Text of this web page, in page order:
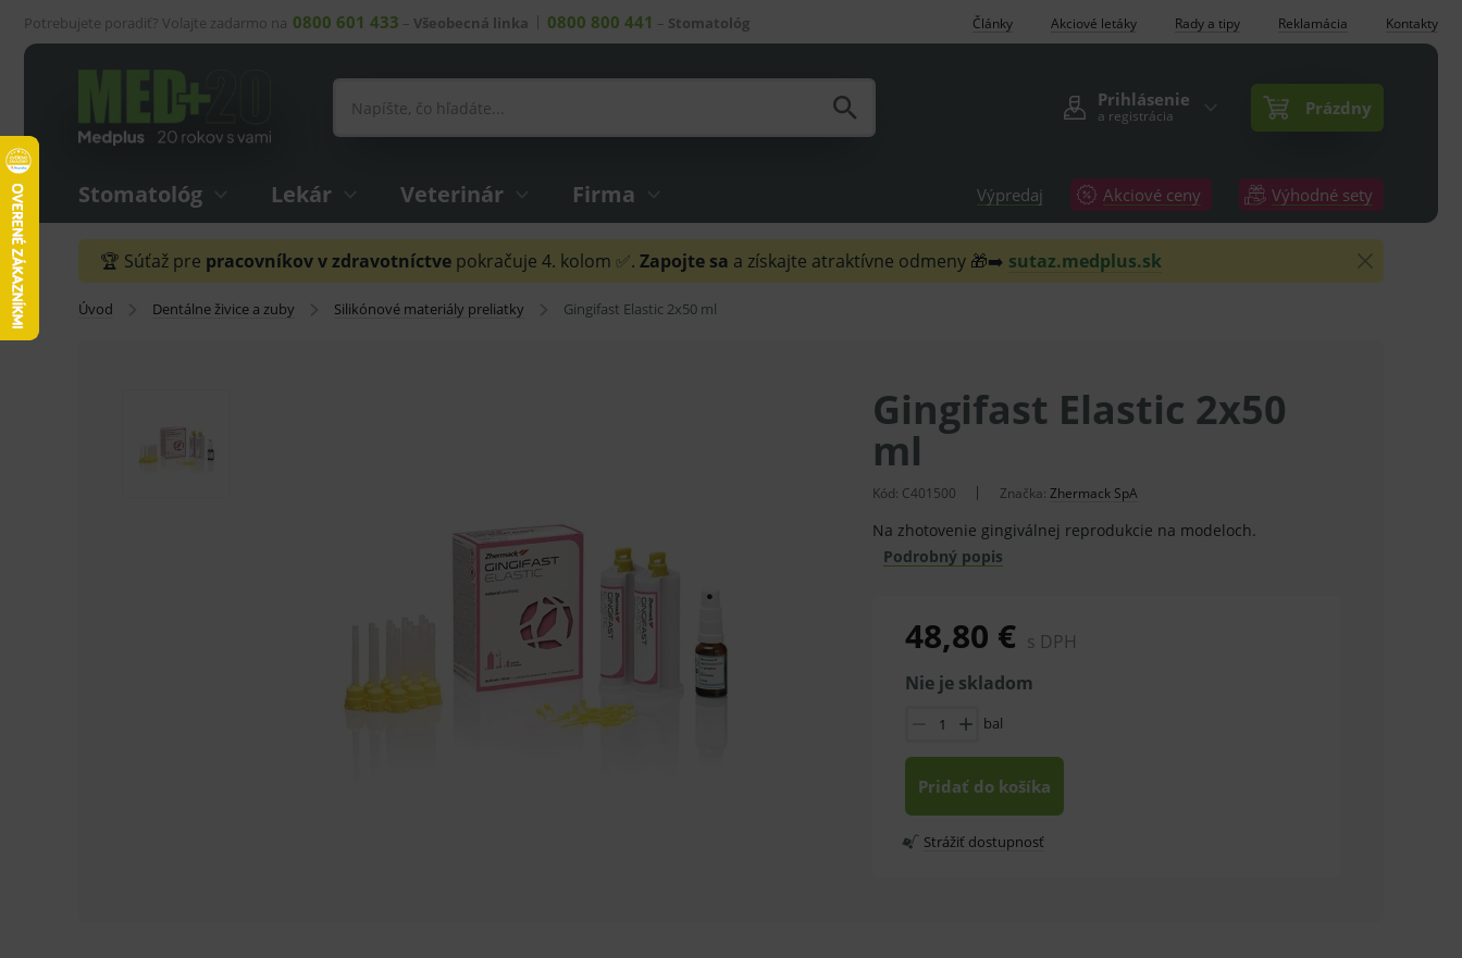
Potrebujete poradiť? Volajte zadarmo na 0800 601 433 – Všeobecná linka 0800 800 441 – Stomatológ Články Akciové letáky Rady a tipy Reklamácia Kontakty
Prihlásenie
a registrácia Prázdny
Stomatológ Lekár Veterinár Firma Výpredaj Akciové ceny Výhodné sety
🏆 Súťaž pre pracovníkov v zdravotníctve pokračuje 4. kolom ✅. Zapojte sa a získajte atraktívne odmeny 🎁➡️ sutaz.medplus.sk
Úvod Dentálne živice a zuby Silikónové materiály preliatky Gingifast Elastic 2x50 ml
Gingifast Elastic 2x50
ml
Kód: C401500 Značka: Zhermack SpA
Na zhotovenie gingiválnej reprodukcie na modeloch.
Podrobný popis
48,80 € s DPH
Nie je skladom
bal
Pridať do košíka
Strážiť dostupnosť